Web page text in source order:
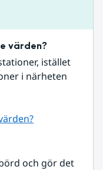
värden?
istället
i närheten
och gör det